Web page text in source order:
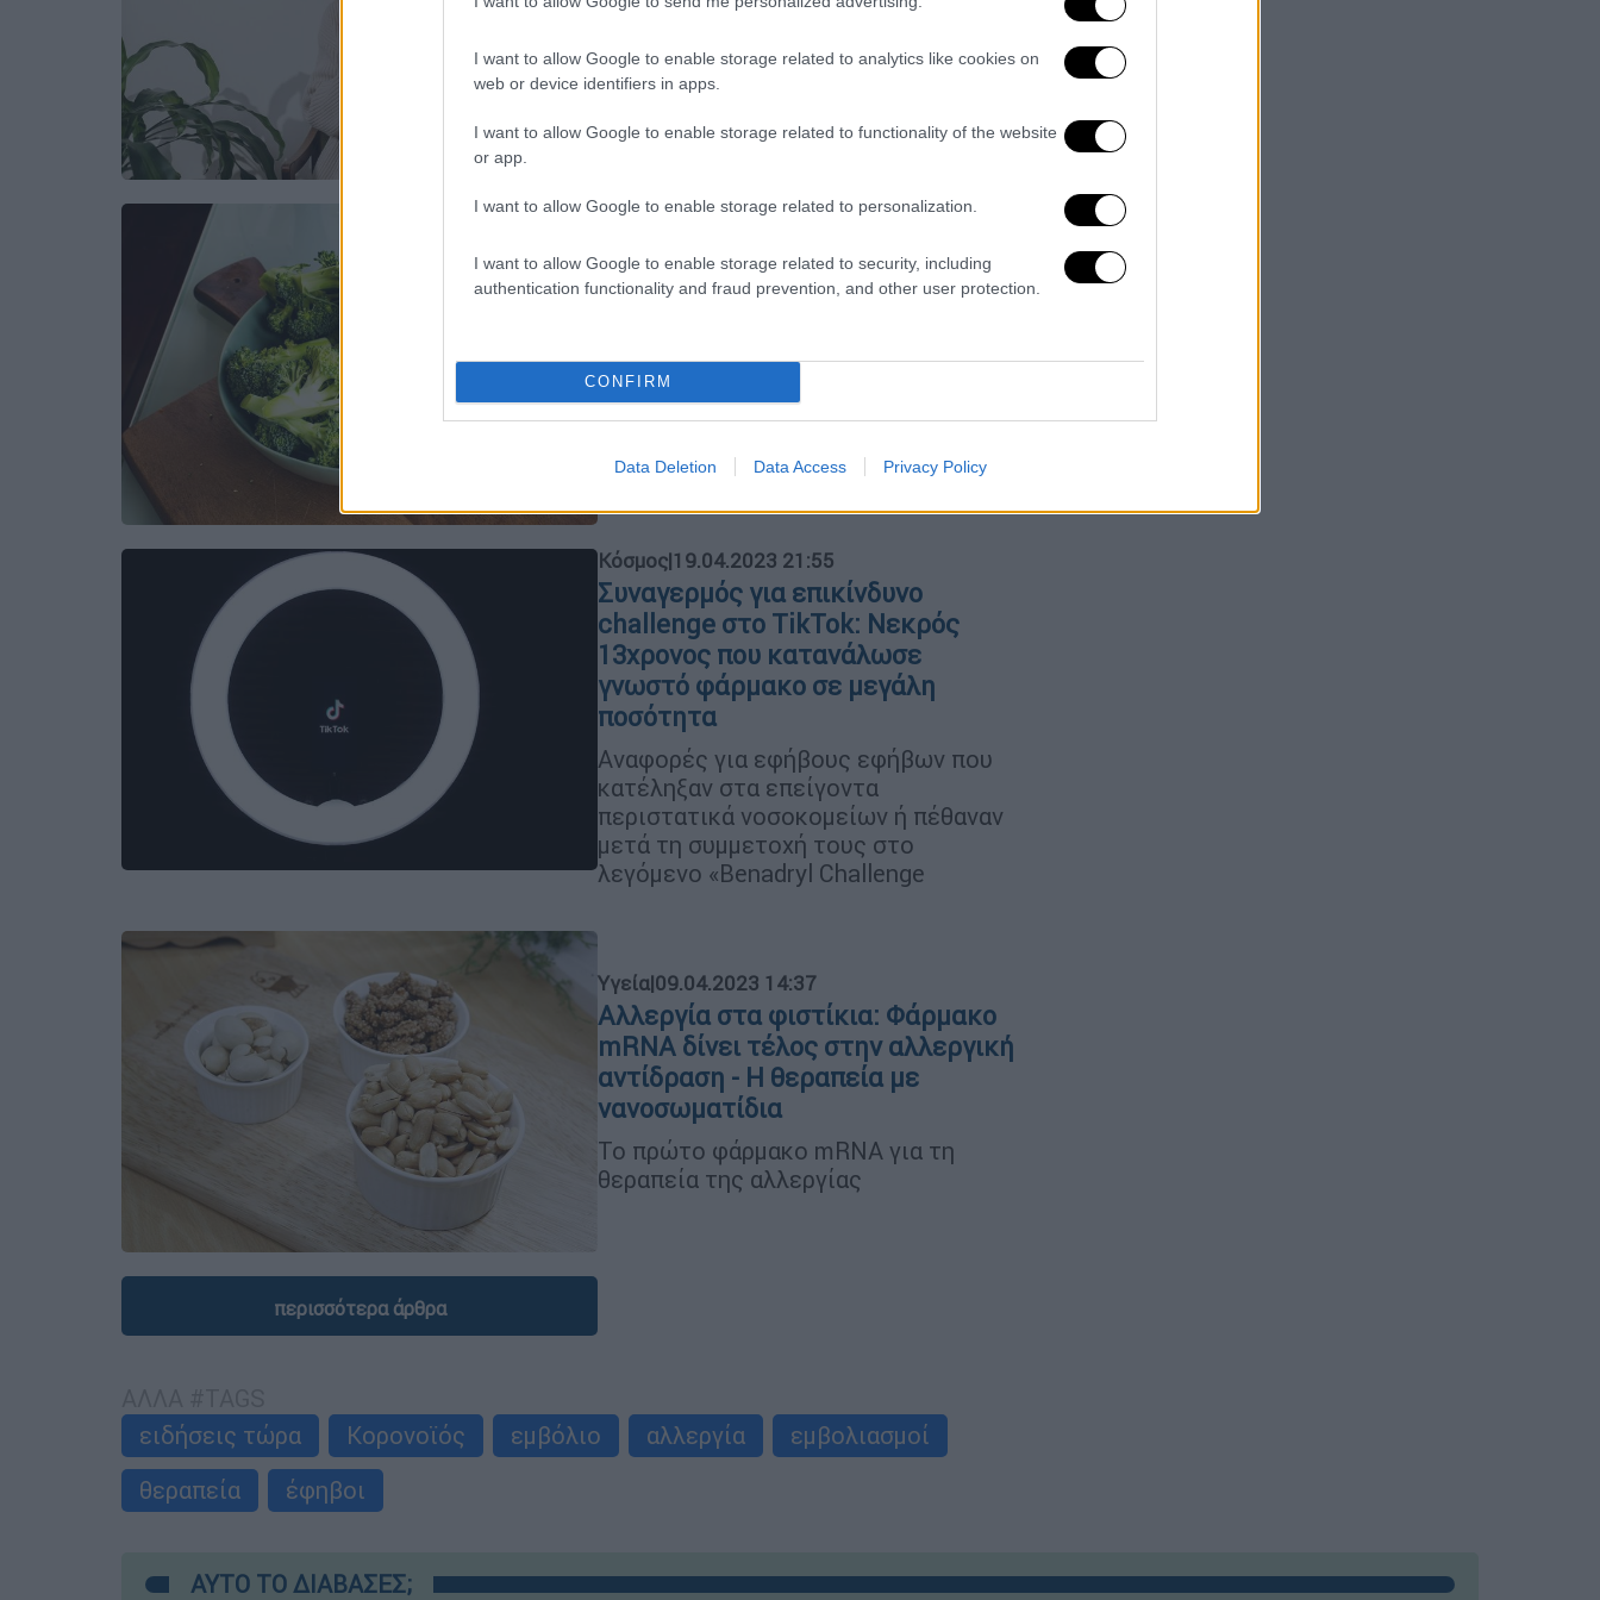
I want to allow Google to enable storage related to analytics like cookies on
web or device identifiers in apps.
I want to allow Google to enable storage related to functionality of the website
or app.
I want to allow Google to enable storage related to personalization.
I want to allow Google to enable storage related to security, including
authentication functionality and fraud prevention, and other user protection.
CONFIRM
Data Deletion Data Access Privacy Policy
σταματά πριν αρχίσουν τα
ενοχλητικά συμπτώματας
Αλλεργία τέλος;
Υγεία|18.05.2023 17:14
Πώς το μπρόκολο περιορίζει τις
Η κατανάλωση μπρόκολου ή λάχανου
μπορεί να περιορίσει τη σοβαρότητα
των δερματικών αλλεργιών
Κόσμος|19.04.2023 21:55
Συναγερμός για επικίνδυνο
challenge στο TikTok: Νεκρός
13χρονος που κατανάλωσε
γνωστό φάρμακο σε μεγάλη
ποσότητα
Αναφορές για εφήβους εφήβων που
κατέληξαν στα επείγοντα
περιστατικά νοσοκομείων ή πέθαναν
μετά τη συμμετοχή τους στο
λεγόμενο «Benadryl Challenge
Υγεία|09.04.2023 14:37
Αλλεργία στα φιστίκια: Φάρμακο
mRNA δίνει τέλος στην αλλεργική
αντίδραση - Η θεραπεία με
νανοσωματίδια
Το πρώτο φάρμακο mRNA για τη
θεραπεία της αλλεργίας
περισσότερα άρθρα
ειδήσεις τώρα
Κορονοϊός εμβόλιο αλλεργία
εμβολιασμοί
θεραπεία
έφηβοι
ΑΥΤΟ ΤΟ ΔΙΑΒΑΣΕΣ;